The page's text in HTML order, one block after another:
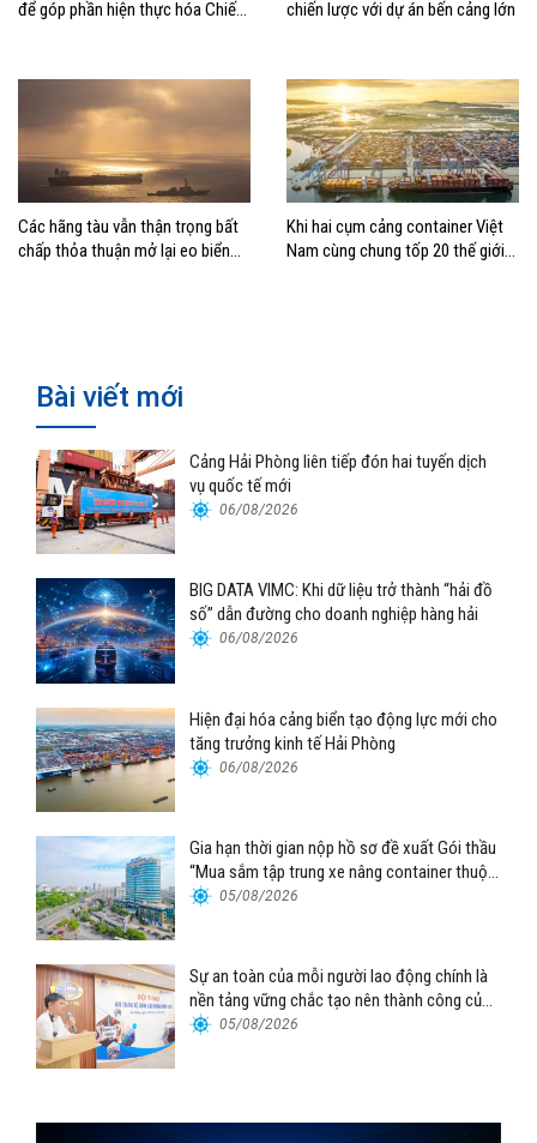
để góp phần hiện thực hóa Chiến
chiến lược với dự án bến cảng lớn
Các hãng tàu vẫn thận trọng bất
chấp thỏa thuận mở lại eo biển
Khi hai cụm cảng container Việt
Nam cùng chung tốp 20 thế giới
Bài viết mới
Cảng Hải Phòng liên tiếp đón hai tuyến dịch
vụ quốc tế mới
06/08/2026
BIG DATA VIMC: Khi dữ liệu trở thành “hải đồ
số” dẫn đường cho doanh nghiệp hàng hải
06/08/2026
Hiện đại hóa cảng biển tạo động lực mới cho
tăng trưởng kinh tế Hải Phòng
06/08/2026
Gia hạn thời gian nộp hồ sơ đề xuất Gói thầu
“Mua sắm tập trung xe nâng container thuộc
Tổng công ty Hàng hải Việt Nam – CTCP”
05/08/2026
Sự an toàn của mỗi người lao động chính là
nền tảng vững chắc tạo nên thành công của
Cảng Đà Nẵng
05/08/2026